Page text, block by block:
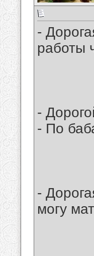
-
работы
-
- По
-
могу